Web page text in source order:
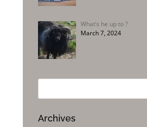
What’s he up to ?
March 7, 2024
Archives